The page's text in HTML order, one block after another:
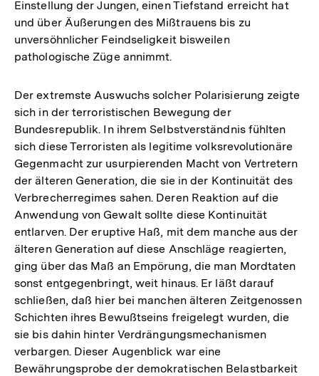
Einstellung der Jungen, einen Tiefstand erreicht hat
und über Äußerungen des Mißtrauens bis zu
unversöhnlicher Feindseligkeit bisweilen
pathologische Züge annimmt.
Der extremste Auswuchs solcher Polarisierung zeigte
sich in der terroristischen Bewegung der
Bundesrepublik. In ihrem Selbstverständnis fühlten
sich diese Terroristen als legitime volksrevolutionäre
Gegenmacht zur usurpierenden Macht von Vertretern
der älteren Generation, die sie in der Kontinuität des
Verbrecherregimes sahen. Deren Reaktion auf die
Anwendung von Gewalt sollte diese Kontinuität
entlarven. Der eruptive Haß, mit dem manche aus der
älteren Generation auf diese Anschläge reagierten,
ging über das Maß an Empörung, die man Mordtaten
sonst entgegenbringt, weit hinaus. Er läßt darauf
schließen, daß hier bei manchen älteren Zeitgenossen
Schichten ihres Bewußtseins freigelegt wurden, die
sie bis dahin hinter Verdrängungsmechanismen
verbargen. Dieser Augenblick war eine
Bewährungsprobe der demokratischen Belastbarkeit